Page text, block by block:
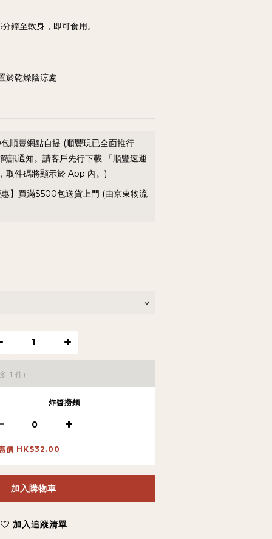
鐘至軟身，即可食用。
於乾燥陰涼處
順豐網點自提 (順豐現已全面推行
訊通知。請客戶先行下載 「順豐速運
取件碼將顯示於 App 內。)
】買滿$500包送貨上門 (由京東物流
1 件)
炸醬撈麵
價 HK$32.00
加入購物車
加入追蹤清單